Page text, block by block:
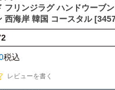
フリンジラグ ハンドウーブ
西海岸 韓国 コースタル
税込
レビューを書く